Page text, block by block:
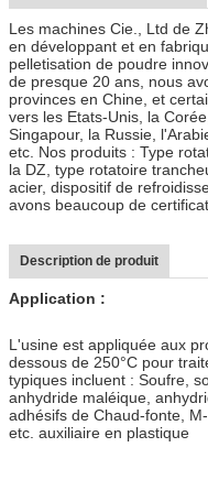
Les machines Cie., Ltd de
en développant et en
pelletisation de poudre
de presque 20 ans, nous
provinces en Chine, et
vers les Etats-Unis, la
Singapour, la Russie,
etc. Nos produits : Type
la DZ, type rotatoire
acier, dispositif de
avons beaucoup de
Description de produit
Application :
L'usine est appliquée aux
dessous de 250°C pour
typiques incluent : Soufre,
anhydride maléique,
adhésifs de Chaud-fonte,
etc. auxiliaire en plastique